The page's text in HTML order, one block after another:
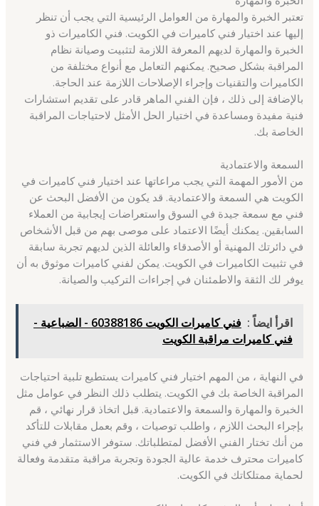
تعتبر الخبرة والمهارة من العوامل الرئيسية التي يجب أن تنظر
إليها عند اختيار فني كاميرات في الكويت. فني الكاميرات ذو
الخبرة والمهارة لديهم المعرفة اللازمة لتثبيت وصيانة نظام
المراقبة بشكل صحيح. يمكنهم التعامل مع أنواع مختلفة من
الكاميرات والتقنيات وإجراء الإصلاحات اللازمة عند الحاجة.
بالإضافة إلى ذلك ، فإن الفني الماهر قادر على تقديم استشارات
فنية مفيدة ومساعدة في اختيار الحل الأمثل لاحتياجات المراقبة
الخاصة بك.
السمعة والاعتمادية
من الأمور المهمة التي يجب مراعاتها عند اختيار فني كاميرات في
الكويت هي السمعة والاعتمادية. قد يكون من الأفضل البحث عن
فني مع سمعة جيدة في السوق واستعراضات إيجابية من العملاء
السابقين. يمكنك أيضًا الاعتماد على موصى بهم من قبل الأشخاص
في دائرتك المهنية أو الأصدقاء والعائلة الذين لديهم تجربة سابقة
في تثبيت الكاميرات في الكويت. يمكن لفني كاميرات موثوق به أن
يوفر لك الثقة والاطمئنان في إجراءات التركيب والصيانة.
اقرأ ايضاً :
فني كاميرات الكويت 60388186 - الضباعية -
فني كاميرات مراقبة الكويت
في النهاية ، من المهم اختيار فني كاميرات يستطيع تلبية احتياجات
المراقبة الخاصة بك في الكويت. يتطلب ذلك النظر في عوامل مثل
الخبرة والمهارة والسمعة والاعتمادية. قبل اتخاذ قرار نهائي ، قم
بإجراء البحث اللازم ، واطلب توصيات ، وقم بعمل مقابلات للتأكد
من أنك تختار الفني الأفضل لمتطلباتك. ستوفر الاستثمار في فني
كاميرات محترف خدمة عالية الجودة وتجربة مراقبة متقدمة وفعالة
لحماية ممتلكاتك في الكويت.